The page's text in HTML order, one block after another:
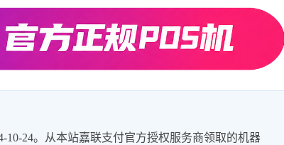
24。从本站嘉联支付官方授权服务商领取的机器